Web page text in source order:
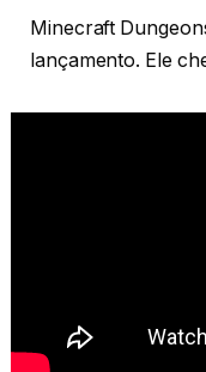
Minecraft
lançamento. Ele